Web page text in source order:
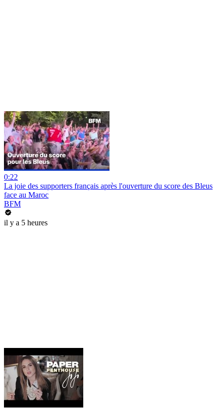
0:22
La joie des supporters français après l'ouverture du score des Bleus
face au Maroc
BFM
il y a 5 heures